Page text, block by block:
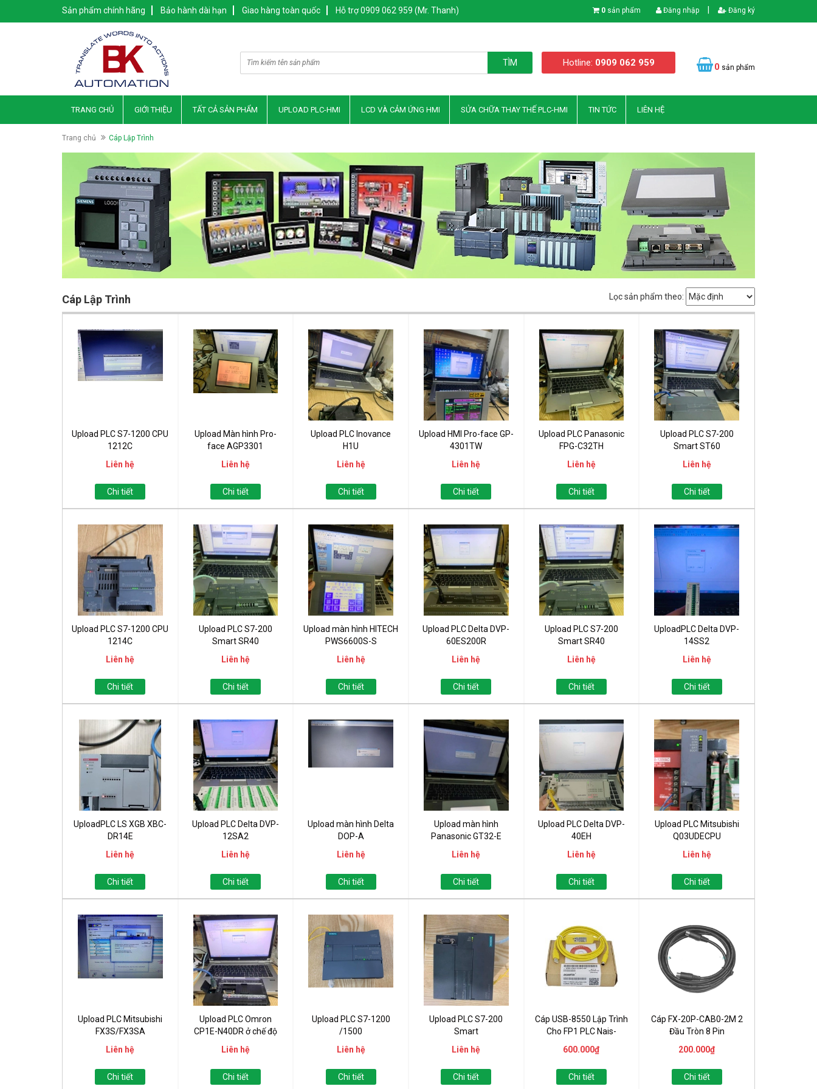
Sản phẩm chính hãng Bảo hành dài hạn Giao hàng toàn quốc Hỗ trợ 0909 062 959 (Mr. Thanh) 0 sản phẩm Đăng nhập Đăng ký
TÌM Hotline: 0909 062 959 0 sản phẩm
TRANG CHỦ GIỚI THIỆU TẤT CẢ SẢN PHẨM UPLOAD PLC-HMI LCD VÀ CẢM ỨNG HMI SỬA CHỮA THAY THẾ PLC-HMI TIN TỨC LIÊN HỆ
Trang chủ Cáp Lập Trình
Cáp Lập Trình Lọc sản phẩm theo:
Upload PLC S7-1200 CPU
1212C
Liên hệ
Chi tiết
Upload Màn hình Pro-
face AGP3301
Liên hệ
Chi tiết
Upload PLC Inovance
H1U
Liên hệ
Chi tiết
Upload HMI Pro-face GP-
4301TW
Liên hệ
Chi tiết
Upload PLC Panasonic
FPG-C32TH
Liên hệ
Chi tiết
Upload PLC S7-200
Smart ST60
Liên hệ
Chi tiết
Upload PLC S7-1200 CPU
1214C
Liên hệ
Chi tiết
Upload PLC S7-200
Smart SR40
Liên hệ
Chi tiết
Upload màn hình HITECH
PWS6600S-S
Liên hệ
Chi tiết
Upload PLC Delta DVP-
60ES200R
Liên hệ
Chi tiết
Upload PLC S7-200
Smart SR40
Liên hệ
Chi tiết
UploadPLC Delta DVP-
14SS2
Liên hệ
Chi tiết
UploadPLC LS XGB XBC-
DR14E
Liên hệ
Chi tiết
Upload PLC Delta DVP-
12SA2
Liên hệ
Chi tiết
Upload màn hình Delta
DOP-A
Liên hệ
Chi tiết
Upload màn hình
Panasonic GT32-E
Liên hệ
Chi tiết
Upload PLC Delta DVP-
40EH
Liên hệ
Chi tiết
Upload PLC Mitsubishi
Q03UDECPU
Liên hệ
Chi tiết
Upload PLC Mitsubishi
FX3S/FX3SA
Liên hệ
Chi tiết
Upload PLC Omron
CP1E-N40DR ở chế độ
Liên hệ
Chi tiết
Upload PLC S7-1200
/1500
Liên hệ
Chi tiết
Upload PLC S7-200
Smart
Liên hệ
Chi tiết
Cáp USB-8550 Lập Trình
Cho FP1 PLC Nais-
600.000₫
Chi tiết
Cáp FX-20P-CAB0-2M 2
Đầu Tròn 8 Pin
200.000₫
Chi tiết